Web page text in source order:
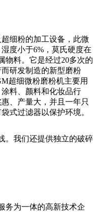
细粉的加工设备，此微
度小于6%，莫氏硬度在
物料。它是经过20多次的
研发制造的新型磨粉
超细微粉磨粉机主要用
料、颜料和化妆品行
、产量大，并且一年只
式过滤器以保护环境。
。我们还提供独立的破碎
务为一体的高新技术企